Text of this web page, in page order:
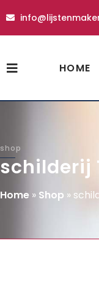
HOME
shop
schilderij
Home » Shop »